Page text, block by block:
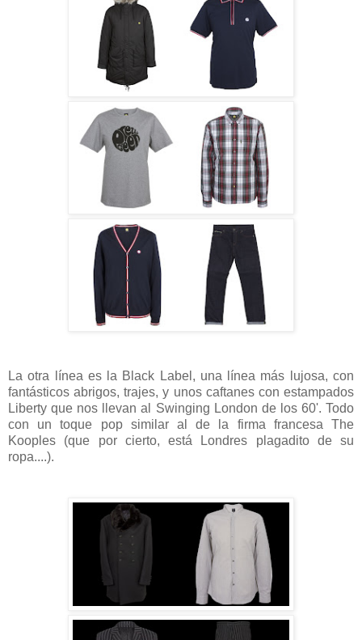
La otra línea es la Black Label, una línea más lujosa, con
fantásticos abrigos, trajes, y unos caftanes con estampados
Liberty que nos llevan al Swinging London de los 60'. Todo
con un toque pop similar al de la firma francesa The
Kooples (que por cierto, está Londres plagadito de su
ropa....).